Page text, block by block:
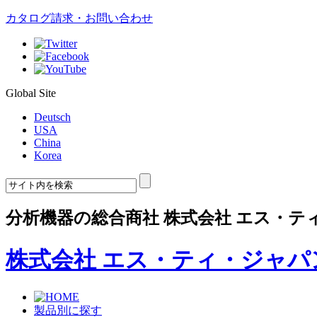
カタログ請求・お問い合わせ
Global Site
Deutsch
USA
China
Korea
分析機器の総合商社 株式会社 エス・テ
株式会社 エス・ティ・ジャパ
製品別に探す